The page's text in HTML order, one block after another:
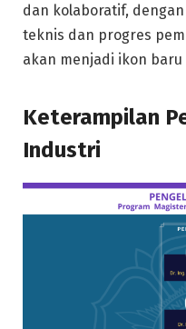
dan kolaboratif,
teknis dan progres
akan menjadi ikon
Keterampilan
Industri